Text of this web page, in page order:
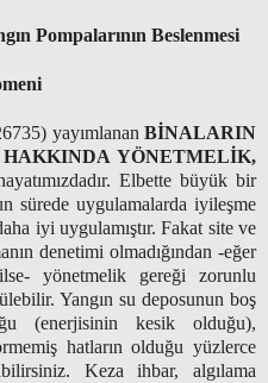
Pompalarının Beslenmesi
yayımlanan BİNALARIN
YÖNETMELİK,
Elbette büyük bir
sürede uygulamalarda iyileşme
iyi uygulamıştır. Fakat site ve
denetimi olmadığından -eğer
yönetmelik gereği zorunlu
Yangın su deposunun boş
(enerjisinin kesik olduğu),
hatların olduğu yüzlerce
Keza ihbar, algılama